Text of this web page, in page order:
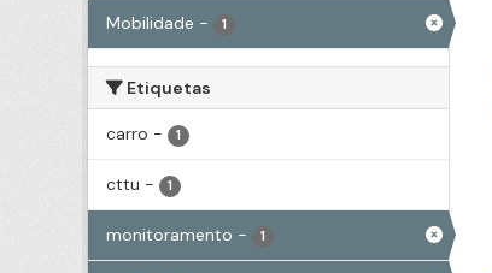
Mobilidade - 1
Etiquetas
carro - 1
cttu - 1
monitoramento - 1